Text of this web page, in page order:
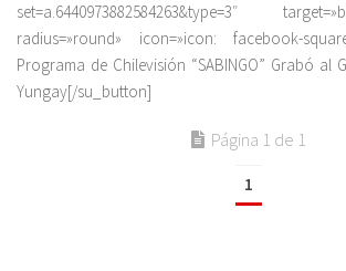
set=a.6440973882584263&type=3″
radius=»round» icon=»icon: facebook-
Programa de Chilevisión “SABINGO” Grabó al
Yungay[/su_button]
Página 1 de 1
1